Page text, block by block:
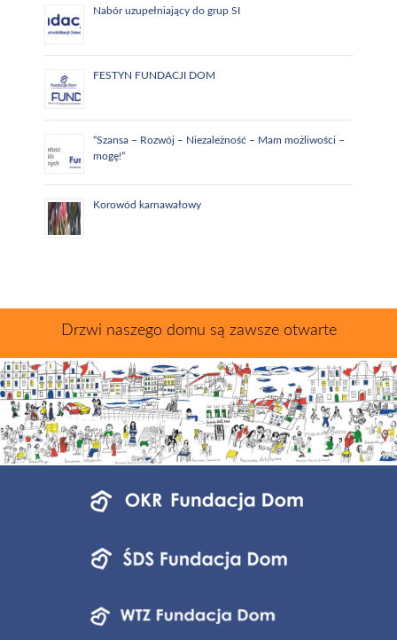
Nabór uzupełniający do grup SI
FESTYN FUNDACJI DOM
“Szansa – Rozwój – Niezależność – Mam możliwości –
mogę!”
Korowód karnawałowy
Drzwi naszego domu są zawsze otwarte